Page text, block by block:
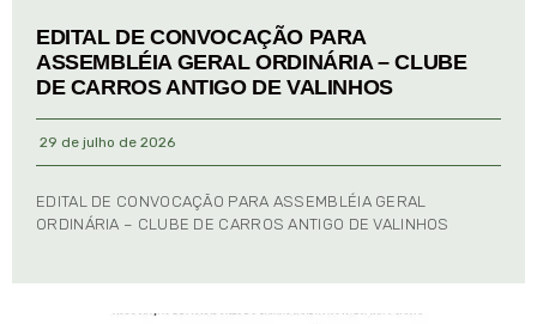
EDITAL DE CONVOCAÇÃO PARA
ASSEMBLÉIA GERAL ORDINÁRIA – CLUBE
DE CARROS ANTIGO DE VALINHOS
29 de julho de 2026
EDITAL DE CONVOCAÇÃO PARA ASSEMBLÉIA GERAL
ORDINÁRIA – CLUBE DE CARROS ANTIGO DE VALINHOS